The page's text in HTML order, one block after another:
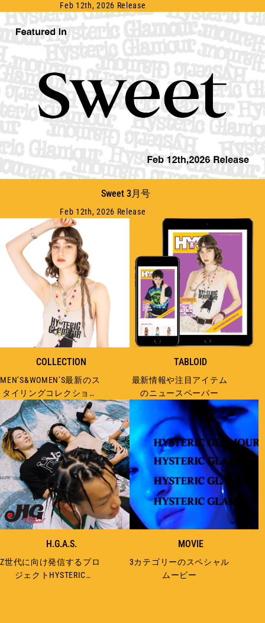
Feb 12th, 2026 Release
Sweet 3月号
Feb 12th, 2026 Release
COLLECTION
MEN’S&WOMEN’S最新のス
タイリングコレクション
を更新！
TABLOID
最新情報や注目アイテム
のニュースペーパー
H.G.A.S.
Z世代に向け発信するプロ
ジェクトHYSTERIC
MOVIE
3カテゴリーのスペシャル
ムービー